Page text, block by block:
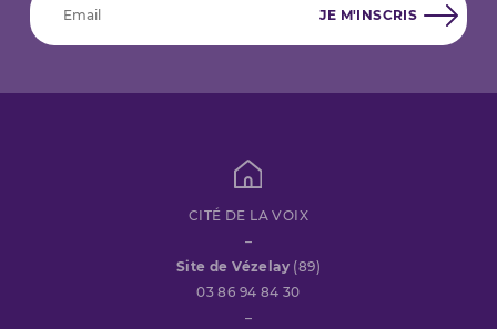
CITÉ DE LA VOIX
–
Site de Vézelay (89)
03 86 94 84 30
–